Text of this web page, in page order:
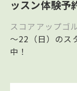
ッスン体験予
スコアアップゴ
～22（日）のス
中！